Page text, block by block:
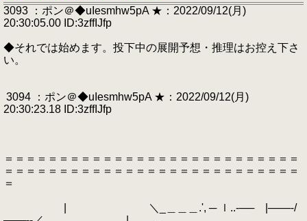
3093 ：ポン＠◆uIesmhw5pA ★：2022/09/12(月)
20:30:05.00 ID:3zffIJfp
◆それでは始めます。投下中の展開予想・推理はお控え下さ
い。
3094 ：ポン＠◆uIesmhw5pA ★：2022/09/12(月)
20:30:23.18 ID:3zffIJfp
＝＝＝＝＝＝＝＝＝＝＝＝＝＝＝＝＝＝＝＝＝＝＝＝＝＝＝
＝＝＝＝＝＝＝＝＝＝＝＝＝＝＝＝＝＝＝＝＝＝＝＝＝＝＝
＝
| ＼_＿＿＿.', ─ ｌ..‐── |───‐/